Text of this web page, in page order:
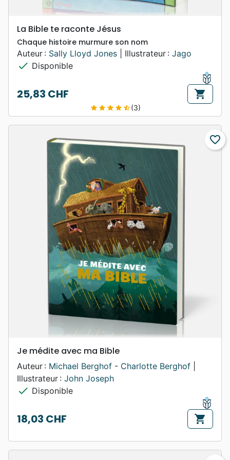
La Bible te raconte Jésus
Chaque histoire murmure son nom
Auteur : Sally Lloyd Jones | Illustrateur : Jago
check Disponible
Prix
25,83 CHF shopping_cart
star star star star star_half(3)
favorite_border
Je médite avec ma Bible
Auteur : Michael Berghof - Charlotte Berghof
Illustrateur : John Joseph
check Disponible
Prix
18,03 CHF shopping_cart